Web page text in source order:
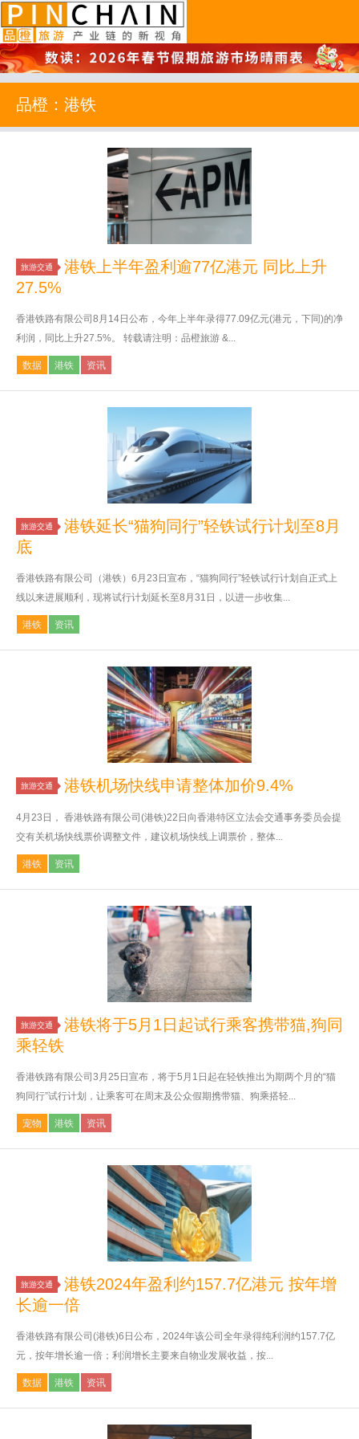
品橙旅游
品橙：港铁
旅游交通
港铁上半年盈利逾77亿港元 同比上升
27.5%
香港铁路有限公司8月14日公布，今年上半年录得77.09亿元(港元，下同)的净
利润，同比上升27.5%。 转载请注明：品橙旅游 &...
数据 港铁 资讯
旅游交通
港铁延长“猫狗同行”轻铁试行计划至8月
底
香港铁路有限公司（港铁）6月23日宣布，“猫狗同行”轻铁试行计划自正式上
线以来进展顺利，现将试行计划延长至8月31日，以进一步收集...
港铁 资讯
旅游交通 港铁机场快线申请整体加价9.4%
4月23日， 香港铁路有限公司(港铁)22日向香港特区立法会交通事务委员会提
交有关机场快线票价调整文件，建议机场快线上调票价，整体...
港铁 资讯
旅游交通
港铁将于5月1日起试行乘客携带猫,狗同
乘轻铁
香港铁路有限公司3月25日宣布，将于5月1日起在轻铁推出为期两个月的“猫
狗同行”试行计划，让乘客可在周末及公众假期携带猫、狗乘搭轻...
宠物 港铁 资讯
旅游交通
港铁2024年盈利约157.7亿港元 按年增
长逾一倍
香港铁路有限公司(港铁)6日公布，2024年该公司全年录得纯利润约157.7亿
元，按年增长逾一倍；利润增长主要来自物业发展收益，按...
数据 港铁 资讯